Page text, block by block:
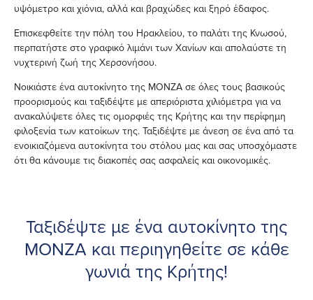
υψόμετρο και χιόνια, αλλά και βραχώδες και ξηρό έδαφος.
Επισκεφθείτε την πόλη του Ηρακλείου, το παλάτι της Κνωσού,
περπατήστε στο γραφικό λιμάνι των Χανίων και απολαύστε τη
νυχτερινή ζωή της Χερσονήσου.
Νοικιάστε ένα αυτοκίνητο της ΜΟΝΖΑ σε όλες τους βασικούς
προορισμούς και ταξιδέψτε με απεριόριστα χιλιόμετρα για να
ανακαλύψετε όλες τις ομορφιές της Κρήτης και την περίφημη
φιλοξενία των κατοίκων της. Ταξιδέψτε με άνεση σε ένα από τα
ενοικιαζόμενα αυτοκίνητα του στόλου μας και σας υποσχόμαστε
ότι θα κάνουμε τις διακοπές σας ασφαλείς και οικονομικές.
Ταξιδέψτε με ένα αυτοκίνητο της
ΜΟΝΖΑ και περιηγηθείτε σε κάθε
γωνιά της Κρήτης!